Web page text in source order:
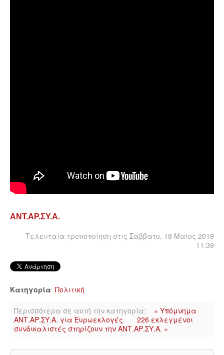
ΑΝΤ.ΑΡ.ΣΥ.Α.
Τελευταία τροποποίηση στις Σάββατο, 18 Μαϊος 2019
11:39
Κατηγορία Πολιτική
Περισσότερα σε αυτή την κατηγορία:
« Υπόμνημα
ΑΝΤ.ΑΡ.ΣΥ.Α. για Ευρωεκλογές
226 εκλεγμένοι
συνδικαλιστές στηρίζουν την ΑΝΤ.ΑΡ.ΣΥ.Α. »